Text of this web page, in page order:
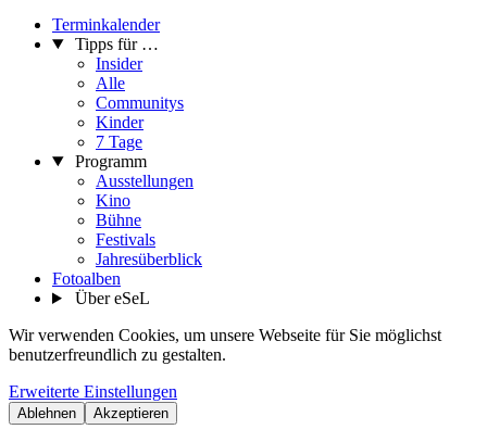
Terminkalender
Tipps für …
Insider
Alle
Communitys
Kinder
7 Tage
Programm
Ausstellungen
Kino
Bühne
Festivals
Jahresüberblick
Fotoalben
Über eSeL
Wir verwenden Cookies, um unsere Webseite für Sie möglichst
benutzerfreundlich zu gestalten.
Erweiterte Einstellungen
Ablehnen Akzeptieren